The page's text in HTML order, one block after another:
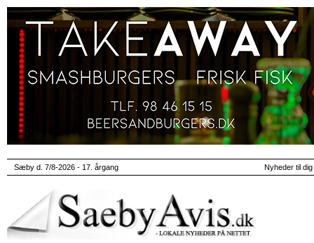
Sæby d. 7/8-2026 - 17. årgang Nyheder til